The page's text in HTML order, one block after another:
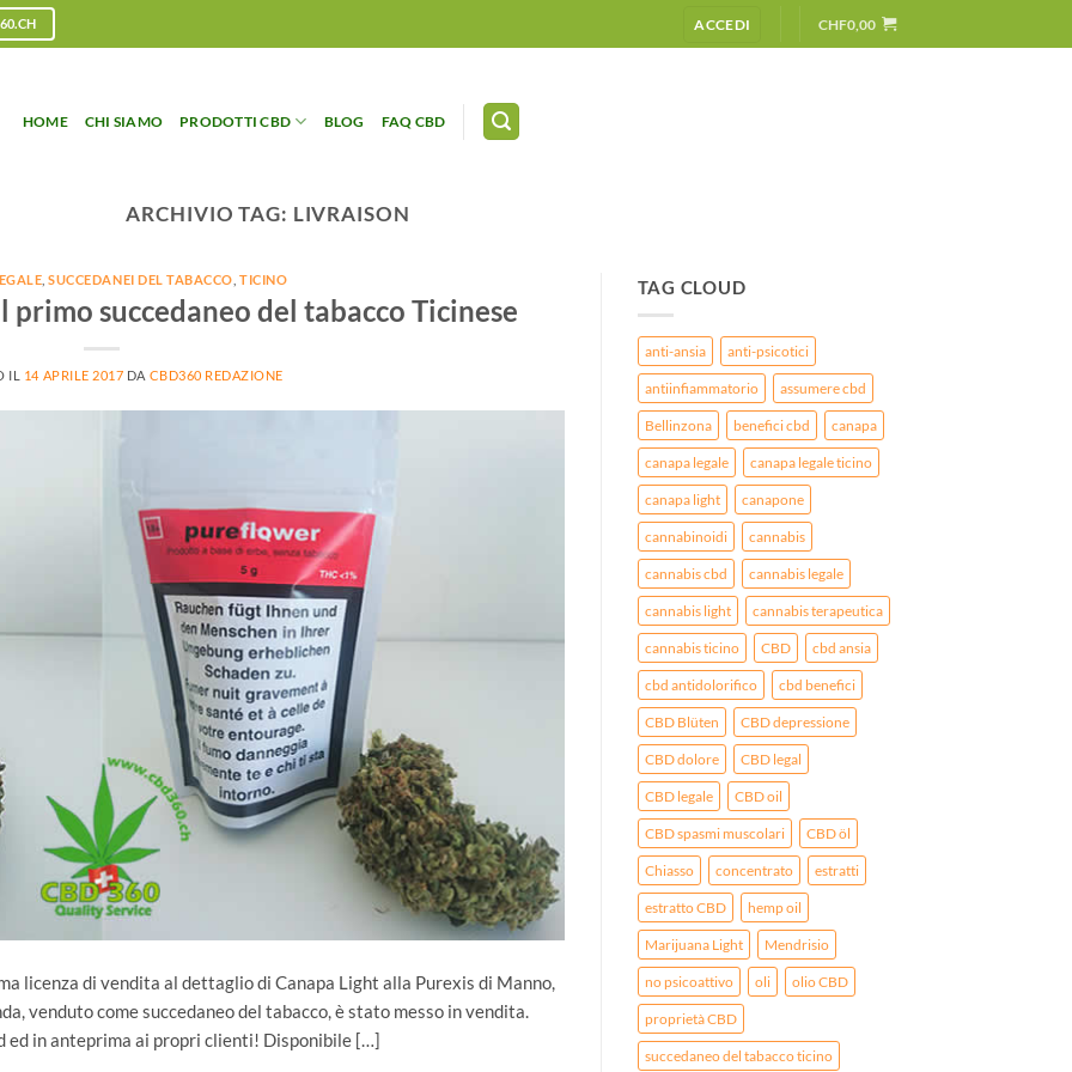
ACCEDI CHF0,00
HOME CHI SIAMO PRODOTTI CBD BLOG FAQ CBD
ARCHIVIO TAG: LIVRAISON
,SUCCEDANEI DEL TABACCO ,TICINO
succedaneo del tabacco Ticinese
IL 14 APRILE 2017 DA CBD360 REDAZIONE
licenza di vendita al dettaglio di Canapa Light alla Purexis di Manno,
venduto come succedaneo del tabacco, è stato messo in vendita.
ed in anteprima ai propri clienti! Disponibile […]
TAG CLOUD
anti-ansia anti-psicotici
antiinfiammatorio assumere cbd
Bellinzona benefici cbd canapa
canapa legale canapa legale ticino
canapa light canapone
cannabinoidi cannabis
cannabis cbd cannabis legale
cannabis light cannabis terapeutica
cannabis ticino CBD cbd ansia
cbd antidolorifico cbd benefici
CBD Blüten CBD depressione
CBD dolore CBD legal
CBD legale CBD oil
CBD spasmi muscolari CBD öl
Chiasso concentrato estratti
estratto CBD hemp oil
Marijuana Light Mendrisio
no psicoattivo oli olio CBD
proprietà CBD
succedaneo del tabacco ticino